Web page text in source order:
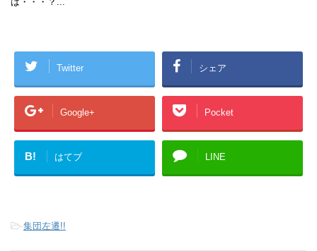
Twitter シェア
Google+ Pocket
B! はてブ LINE
-集団左遷!!